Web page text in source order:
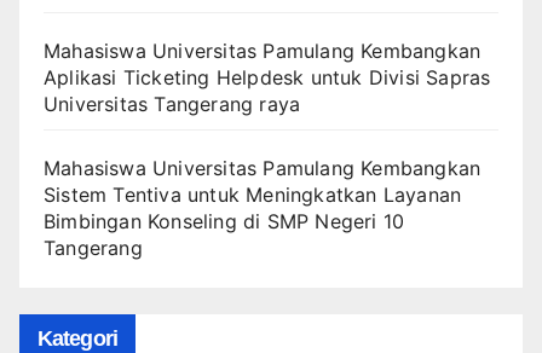
Mahasiswa Universitas Pamulang Kembangkan
Aplikasi Ticketing Helpdesk untuk Divisi Sapras
Universitas Tangerang raya
Mahasiswa Universitas Pamulang Kembangkan
Sistem Tentiva untuk Meningkatkan Layanan
Bimbingan Konseling di SMP Negeri 10
Tangerang
Kategori